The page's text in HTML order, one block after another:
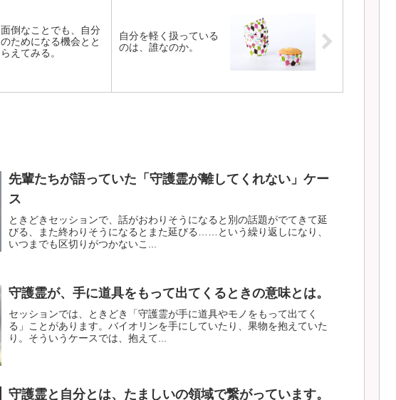
面倒なことでも、自分
のためになる機会とと
らえてみる。
自分を軽く扱っている
のは、誰なのか。
先輩たちが語っていた「守護霊が離してくれない」ケー
ス
ときどきセッションで、話がおわりそうになると別の話題がでてきて延
びる、また終わりそうになるとまた延びる……という繰り返しになり、
いつまでも区切りがつかないこ...
守護霊が、手に道具をもって出てくるときの意味とは。
セッションでは、ときどき「守護霊が手に道具やモノをもって出てく
る」ことがあります。バイオリンを手にしていたり、果物を抱えていた
り。そういうケースでは、抱えて...
守護霊と自分とは、たましいの領域で繋がっています。